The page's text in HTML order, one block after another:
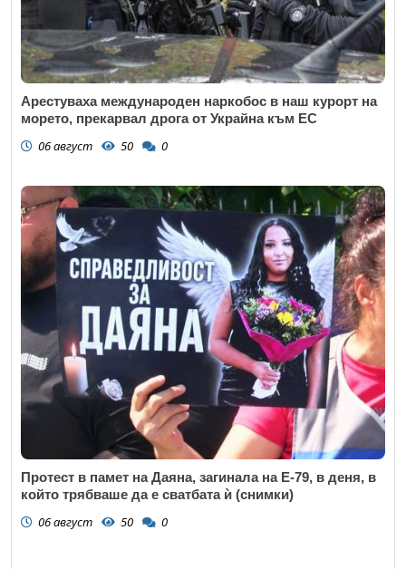
Арестуваха международен наркобос в наш курорт на
морето, прекарвал дрога от Украйна към ЕС
06 август 50 0
Протест в памет на Даяна, загинала на Е-79, в деня, в
който трябваше да е сватбата ѝ (снимки)
06 август 50 0